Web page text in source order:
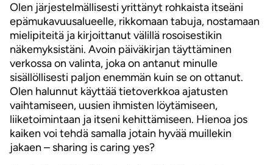
Olen järjestelmällisesti yrittänyt rohkaista itseäni
epämukavuusalueelle, rikkomaan tabuja, nostamaan
mielipiteitä ja kirjoittanut välillä rosoisestikin
näkemyksistäni. Avoin päiväkirjan täyttäminen
verkossa on valinta, joka on antanut minulle
sisällöllisesti paljon enemmän kuin se on ottanut.
Olen halunnut käyttää tietoverkkoa ajatusten
vaihtamiseen, uusien ihmisten löytämiseen,
liiketoimintaan ja itseni kehittämiseen. Hienoa jos
kaiken voi tehdä samalla jotain hyvää muillekin
jakaen – sharing is caring yes?